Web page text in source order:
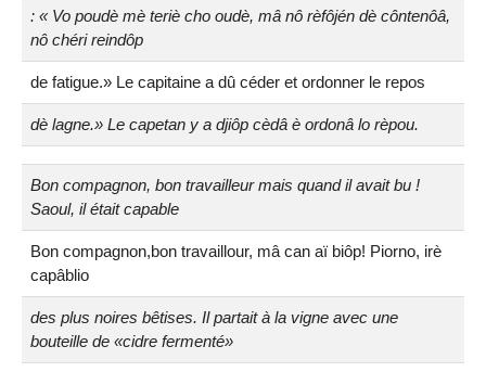
: « Vo poudè mè teriè cho oudè, mâ nô rèfôjén dè côntenôâ,
nô chéri reindôp
de fatigue.» Le capitaine a dû céder et ordonner le repos
dè lagne.» Le capetan y a djiôp cèdâ è ordonâ lo rèpou.
Bon compagnon, bon travailleur mais quand il avait bu !
Saoul, il était capable
Bon compagnon,bon travaillour, mâ can aï biôp! Piorno, irè
capâblio
des plus noires bêtises. Il partait à la vigne avec une
bouteille de «cidre fermenté»